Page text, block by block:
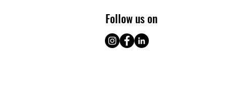
Follow us on